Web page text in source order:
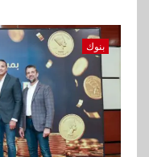
بنوك